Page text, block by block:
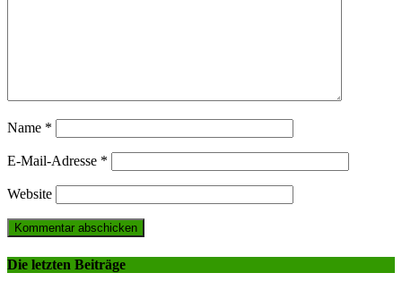
Name *
E-Mail-Adresse *
Website
Die letzten Beiträge